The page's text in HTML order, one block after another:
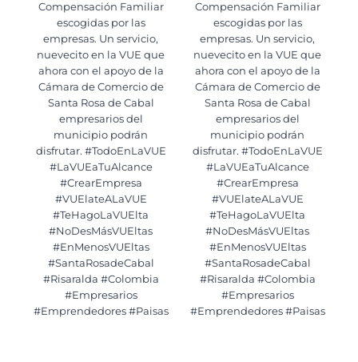
Compensación Familiar
escogidas por las
empresas. Un servicio,
nuevecito en la VUE que
ahora con el apoyo de la
Cámara de Comercio de
Santa Rosa de Cabal
empresarios del
municipio podrán
disfrutar. #TodoEnLaVUE
#LaVUEaTuAlcance
#CrearEmpresa
#VUElateALaVUE
#TeHagoLaVUElta
#NoDesMásVUEltas
#EnMenosVUEltas
#SantaRosadeCabal
#Risaralda #Colombia
#Empresarios
#Emprendedores #Paisas
Compensación Familiar
escogidas por las
empresas. Un servicio,
nuevecito en la VUE que
ahora con el apoyo de la
Cámara de Comercio de
Santa Rosa de Cabal
empresarios del
municipio podrán
disfrutar. #TodoEnLaVUE
#LaVUEaTuAlcance
#CrearEmpresa
#VUElateALaVUE
#TeHagoLaVUElta
#NoDesMásVUEltas
#EnMenosVUEltas
#SantaRosadeCabal
#Risaralda #Colombia
#Empresarios
#Emprendedores #Paisas